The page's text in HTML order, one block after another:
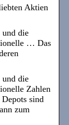
Aktien
die
… Das
die
Zahlen
sind
zum